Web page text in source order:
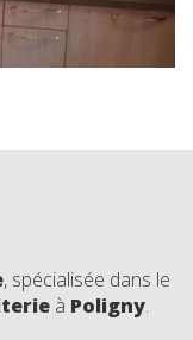
, spécialisée dans le
à Poligny.